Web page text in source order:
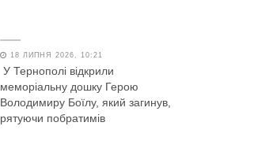
18 ЛИПНЯ 2026, 10:21
У Тернополі відкрили
меморіальну дошку Герою
Володимиру Боїлу, який загинув,
рятуючи побратимів